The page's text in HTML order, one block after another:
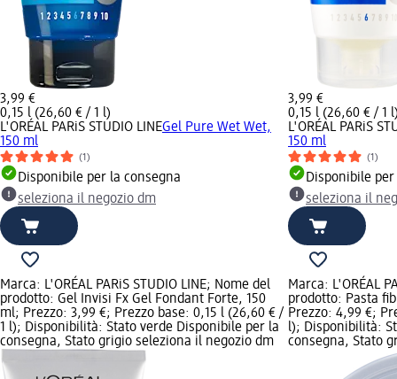
3,99 €
0,15 l (26,60 € / 1 l)
L'ORÉAL PARiS STUDIO LINEGel Pure Wet Wet,
150 ml
(1)
Disponibile per la consegna
seleziona il negozio dm
3,99 €
0,15 l (26,60 € / 1
L'ORÉAL PARiS
150 ml
(1)
Disponibile
seleziona il
Marca: L'ORÉAL PARiS STUDIO LINE; Nome del
prodotto: Gel Invisi Fx Gel Fondant Forte, 150
ml; Prezzo: 3,99 €; Prezzo base: 0,15 l (26,60 € /
1 l); Disponibilità: Stato verde Disponibile per la
consegna, Stato grigio seleziona il negozio dm
Marca: L'ORÉAL
prodotto: Pasta
Prezzo: 4,99 €;
l); Disponibilità:
consegna, Stato